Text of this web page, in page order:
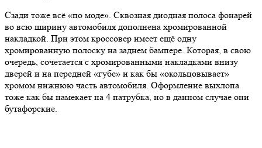
Сзади тоже всё «по моде». Сквозная диодная полоса фонарей
во всю ширину автомобиля дополнена хромированной
накладкой. При этом кроссовер имеет ещё одну
хромированную полоску на заднем бампере. Которая, в свою
очередь, сочетается с хромированными накладками внизу
дверей и на передней «губе» и как бы «окольцовывает»
хромом нижнюю часть автомобиля. Оформление выхлопа
тоже как бы намекает на 4 патрубка, но в данном случае они
бутафорские.